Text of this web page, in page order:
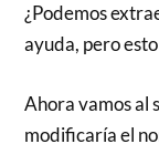
¿Podemos
ayuda, pero
Ahora vamos al
modificaría el